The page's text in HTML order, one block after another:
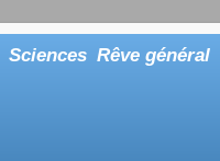
Sciences Rêve général